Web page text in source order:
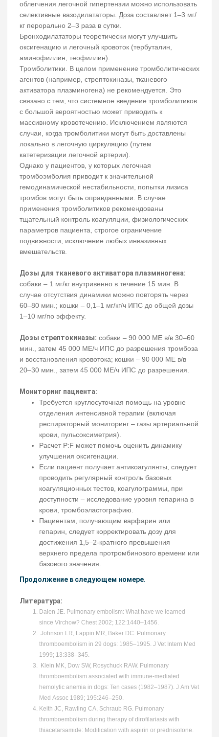
облегчения легочной гипертензии можно использовать
селективные вазодилататоры. Доза составляет 1–3 мг/
кг перорально 2–3 раза в сутки.
Бронходилататоры теоретически могут улучшить
оксигенацию и легочный кровоток (тербуталин,
аминофиллин, теофиллин).
Тромболитики. В целом применение тромболитических
агентов (например, стрептокиназы, тканевого
активатора плазминогена) не рекомендуется. Это
связано с тем, что системное введение тромболитиков
с большой вероятностью может приводить к
массивному кровотечению. Исключением являются
случаи, когда тромболитики могут быть доставлены
локально в легочную циркуляцию (путем
катетеризации легочной артерии).
Однако у пациентов, у которых легочная
тромбоэмболия приводит к значительной
гемодинамической нестабильности, попытки лизиса
тромбов могут быть оправданными. В случае
применения тромболитиков рекомендованы
тщательный контроль коагуляции, физиологических
параметров пациента, строгое ограничение
подвижности, исключение любых инвазивных
вмешательств.
Дозы для тканевого активатора плазминогена:
собаки – 1 мг/кг внутривенно в течение 15 мин. В
случае отсутствия динамики можно повторять через
60–80 мин.; кошки – 0,1–1 мг/кг/ч ИПС до общей дозы
1–10 мг/по эффекту.
Дозы стрептокиназы: собаки – 90 000 МЕ в/в 30–60
мин., затем 45 000 МЕ/ч ИПС до разрешения тромбоза
и восстановления кровотока; кошки – 90 000 МЕ в/в
20–30 мин., затем 45 000 МЕ/ч ИПС до разрешения.
Мониторинг пациента:
Требуется круглосуточная помощь на уровне
отделения интенсивной терапии (включая
респираторный мониторинг – газы артериальной
крови, пульсоксиметрия).
Расчет P:F может помочь оценить динамику
улучшения оксигенации.
Если пациент получает антикоагулянты, следует
проводить регулярный контроль базовых
коагуляционных тестов, коагулограммы, при
доступности – исследование уровня гепарина в
крови, тромбоэластографию.
Пациентам, получающим варфарин или
гепарин, следует корректировать дозу для
достижения 1,5–2-кратного превышения
верхнего предела протромбинового времени или
базового значения.
Продолжение в следующем номере.
Литература:
Dalen JE. Pulmonary embolism: What have we learned
since Virchow? Chest 2002; 122:1440–1456.
Johnson LR, Lappin MR, Baker DC. Pulmonary
thromboembolism in 29 dogs: 1985–1995. J Vet Intern Med
1999; 13:338–345.
Klein MK, Dow SW, Rosychuck RAW. Pulmonary
thromboembolism associated with immune-mediated
hemolytic anemia in dogs: Ten cases (1982–1987). J Am Vet
Med Assoc 1989; 195:246–250.
Keith JC, Rawling CA, Schraub RG. Pulmonary
thromboembolism during therapy of dirofilariasis with
thiacetarsamide: Modification with aspirin or prednisolone.